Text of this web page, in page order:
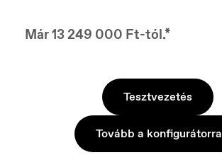
Már 13 249 000 Ft-tól.*
Tesztvezetés
Tovább a konfigurátorra